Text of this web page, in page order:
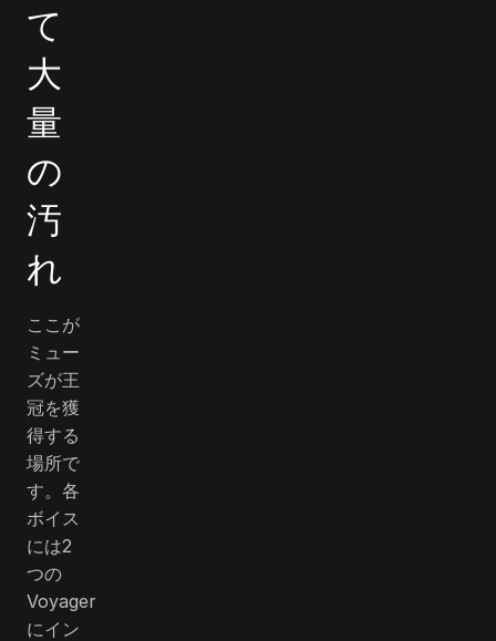
て
大
量
の
汚
れ
ここが
ミュー
ズが王
冠を獲
得する
場所で
す。各
ボイス
には2
つの
Voyager
にイン